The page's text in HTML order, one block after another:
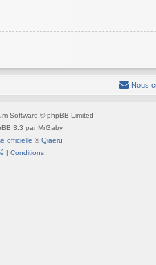
Nous
Software © phpBB Limited
3.3 par MrGaby
officielle ©Qiaeru
| Conditions